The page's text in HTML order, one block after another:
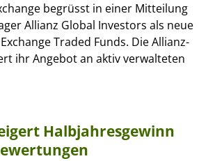
begrüsst in einer Mitteilung
Allianz Global Investors als neue
Traded Funds. Die Allianz-
ihr Angebot an aktiv verwalteten
Halbjahresgewinn